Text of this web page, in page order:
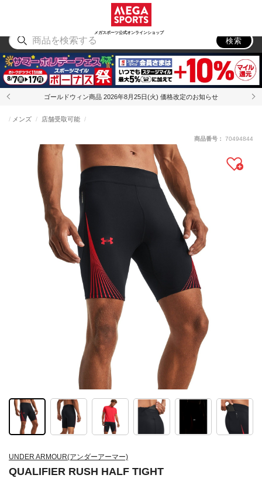
メガスポーツ公式オンラインショップ
アウトドア
検索
ゴールドウィン商品 2026年8月25日(火) 価格改定のお知らせ
UNDER ARMOUR(アンダーアーマー)
QUALIFIER RUSH HALF TIGHT
メンズ 店舗受取可能
商品番号： 70494844